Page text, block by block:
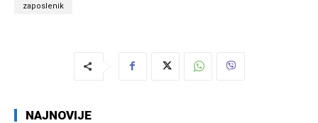
zaposlenik
NAJNOVIJE